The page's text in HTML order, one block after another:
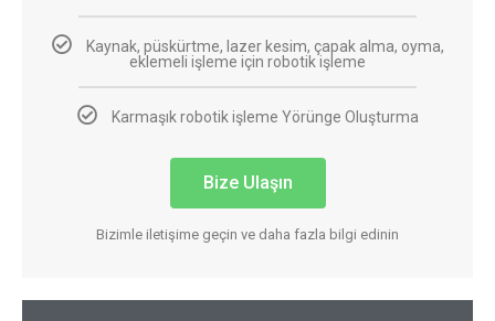
Kaynak, püskürtme, lazer kesim, çapak alma, oyma,
eklemeli işleme için robotik işleme
Karmaşık robotik işleme Yörünge Oluşturma
Bize Ulaşın
Bizimle iletişime geçin ve daha fazla bilgi edinin